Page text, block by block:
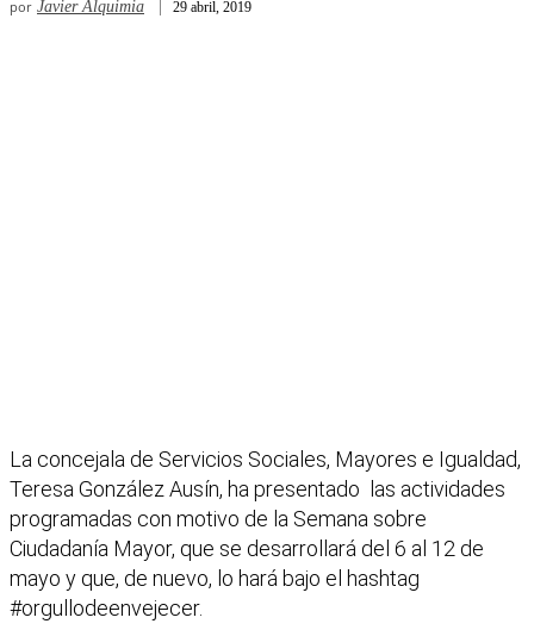
por Javier Alquimia 29 abril, 2019
La concejala de Servicios Sociales, Mayores e Igualdad,
Teresa González Ausín, ha presentado las actividades
programadas con motivo de la Semana sobre
Ciudadanía Mayor, que se desarrollará del 6 al 12 de
mayo y que, de nuevo, lo hará bajo el hashtag
#orgullodeenvejecer.